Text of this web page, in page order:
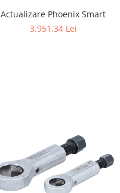
Actualizare Phoenix Smart
3.951,34 Lei